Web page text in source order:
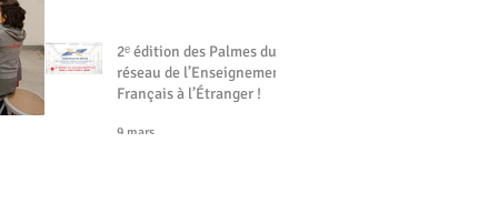
2ᵉ édition des Palmes du
réseau de l’Enseignement
Français à l’Étranger !
9 mars